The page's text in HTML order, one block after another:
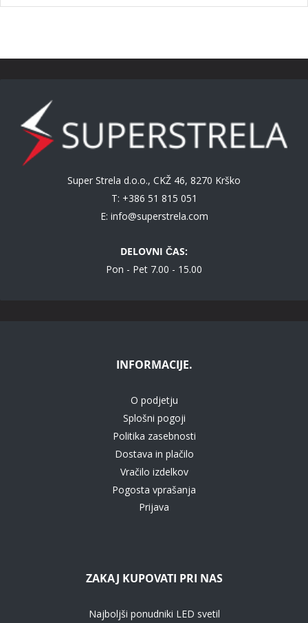
Super Strela d.o.o., CKŽ 46, 8270 Krško
T: +386 51 815 051
E: info@superstrela.com
DELOVNI ČAS:
Pon - Pet 7.00 - 15.00
INFORMACIJE.
O podjetju
Splošni pogoji
Politika zasebnosti
Dostava in plačilo
Vračilo izdelkov
Pogosta vprašanja
Prijava
ZAKAJ KUPOVATI PRI NAS
Najboljši ponudniki LED svetil